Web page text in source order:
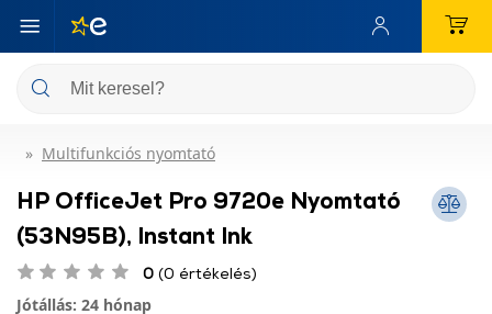
Multifunkciós nyomtató
HP OfficeJet Pro 9720e Nyomtató
(53N95B), Instant Ink
0 (0 értékelés)
Jótállás: 24 hónap